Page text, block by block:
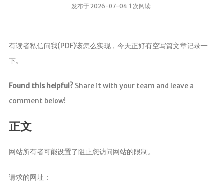
发布于 2026-07-04 1 次阅读
有读者私信问我(PDF)该怎么实现，今天正好有空写篇文章记录一
下。
Found this helpful?Share it with your team and leave a
comment below!
正文
网站所有者可能设置了阻止您访问网站的限制。
请求的网址：